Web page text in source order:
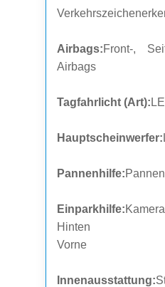
Airbags:Front-,
Airbags
Tagfahrlicht (Art):
Hauptscheinwerfer:
Pannenhilfe:
Einparkhilfe:Kamera
Hinten
Vorne
Innenausstattung: